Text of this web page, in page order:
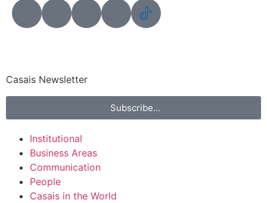
Casais Newsletter
Subscribe...
Institutional
Business Areas
Communication
People
Casais in the World